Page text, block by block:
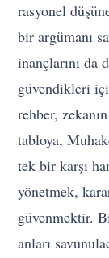
rasyonel
bir argümanı
inançlarını da
güvendikleri
rehber,
tabloya,
tek bir karşı
yönetmek,
güvenmektir.
anları